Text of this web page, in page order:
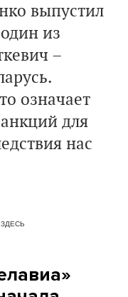
выпустил
из
–
означает
для
нас